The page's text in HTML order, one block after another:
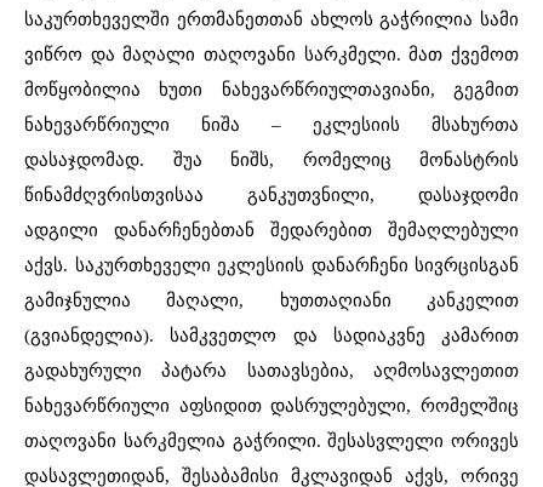
საკურთხეველში ერთმანეთთან ახლოს გაჭრილია სამი
ვიწრო და მაღალი თაღოვანი სარკმელი. მათ ქვემოთ
მოწყობილია ხუთი ნახევარწრიულთავიანი, გეგმით
ნახევარწრიული ნიშა – ეკლესიის მსახურთა
დასაჯდომად. შუა ნიშს, რომელიც მონასტრის
წინამძღვრისთვისაა განკუთვნილი, დასაჯდომი
ადგილი დანარჩენებთან შედარებით შემაღლებული
აქვს. საკურთხეველი ეკლესიის დანარჩენი სივრცისგან
გამიჯნულია მაღალი, ხუთთაღიანი კანკელით
(გვიანდელია). სამკვეთლო და სადიაკვნე კამარით
გადახურული პატარა სათავსებია, აღმოსავლეთით
ნახევარწრიული აფსიდით დასრულებული, რომელშიც
თაღოვანი სარკმელია გაჭრილი. შესასვლელი ორივეს
დასავლეთიდან, შესაბამისი მკლავიდან აქვს, ორივე